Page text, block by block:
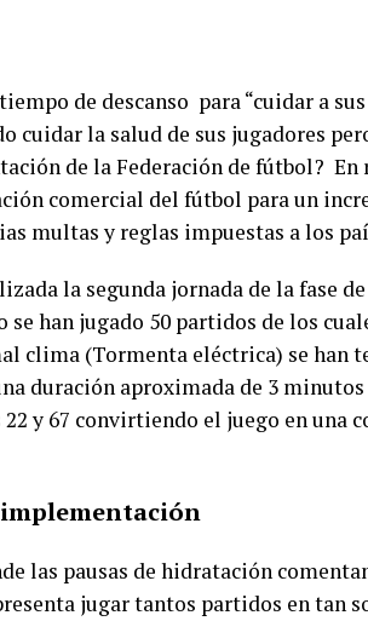
de descanso para “cuidar a
cuidar la salud de sus jugadores
de la Federación de fútbol? En
comercial del fútbol para un
multas y reglas impuestas a los
la segunda jornada de la fase
han jugado 50 partidos de los
clima (Tormenta eléctrica) se han
duración aproximada de 3 minutos
y 67 convirtiendo el juego en una
las pausas de hidratación
jugar tantos partidos en tan